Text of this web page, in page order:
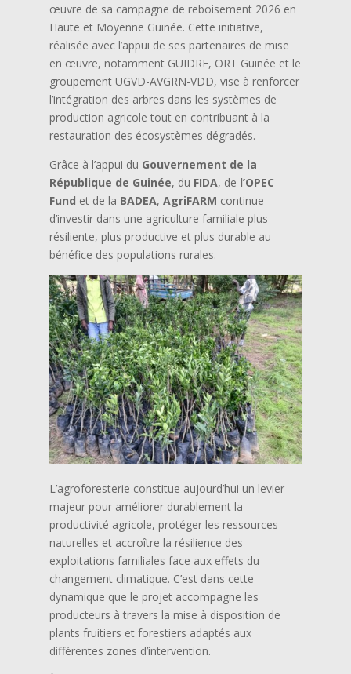
œuvre de sa campagne de reboisement 2026 en
Haute et Moyenne Guinée. Cette initiative,
réalisée avec l’appui de ses partenaires de mise
en œuvre, notamment GUIDRE, ORT Guinée et le
groupement UGVD-AVGRN-VDD, vise à renforcer
l’intégration des arbres dans les systèmes de
production agricole tout en contribuant à la
restauration des écosystèmes dégradés.
Grâce à l’appui du Gouvernement de la
République de Guinée, du FIDA, de l’OPEC
Fund et de la BADEA,AgriFARM continue
d’investir dans une agriculture familiale plus
résiliente, plus productive et plus durable au
bénéfice des populations rurales.
L’agroforesterie constitue aujourd’hui un levier
majeur pour améliorer durablement la
productivité agricole, protéger les ressources
naturelles et accroître la résilience des
exploitations familiales face aux effets du
changement climatique. C’est dans cette
dynamique que le projet accompagne les
producteurs à travers la mise à disposition de
plants fruitiers et forestiers adaptés aux
différentes zones d’intervention.